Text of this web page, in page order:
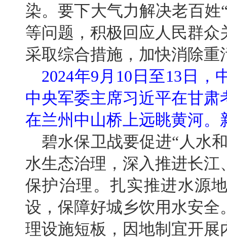
染。要下大气力解决老百
等问题，积极回应人民群
采取综合措施，加快消除
2024年9月10日至13日
中央军委主席习近平在甘
在兰州中山桥上远眺黄河。
碧水保卫战要促进“人水
水生态治理，深入推进长
保护治理。扎实推进水源
设，保障好城乡饮用水安
理设施短板，因地制宜开